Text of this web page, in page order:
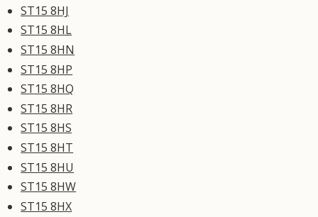
ST15 8HJ
ST15 8HL
ST15 8HN
ST15 8HP
ST15 8HQ
ST15 8HR
ST15 8HS
ST15 8HT
ST15 8HU
ST15 8HW
ST15 8HX